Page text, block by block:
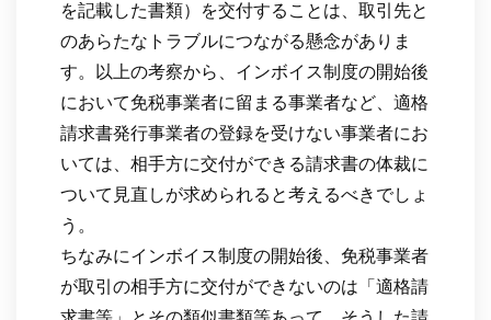
を記載した書類）を交付することは、取引先と
のあらたなトラブルにつながる懸念がありま
す。以上の考察から、インボイス制度の開始後
において免税事業者に留まる事業者など、適格
請求書発行事業者の登録を受けない事業者にお
いては、相手方に交付ができる請求書の体裁に
ついて見直しが求められると考えるべきでしょ
う。
ちなみにインボイス制度の開始後、免税事業者
が取引の相手方に交付ができないのは「適格請